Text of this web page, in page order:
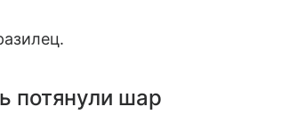
потянули шар